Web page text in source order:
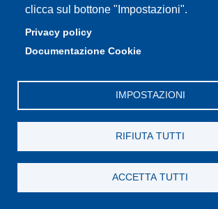
Importo finanziato: €102.804,00
Inizio validità:25/09/2023
Codice identificativo:
clicca sul bottone "Impostazioni".
Privacy policy
Documentazione Cookie
IMPOSTAZIONI
RIFIUTA TUTTI
ACCETTA TUTTI